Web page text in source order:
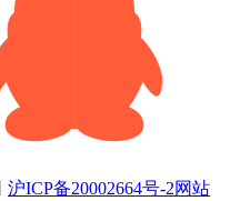
沪ICP备20002664号-2网站